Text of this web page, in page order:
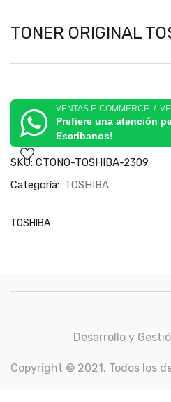
TONER ORIGINAL
VENTAS E-COMMERCE /
Prefiere una atención
Escríbanos!
SKU: CTONO-TOSHIBA-2309
Categoría: TOSHIBA
TOSHIBA
Copyright © 2021. Todos los
Desarrollo y